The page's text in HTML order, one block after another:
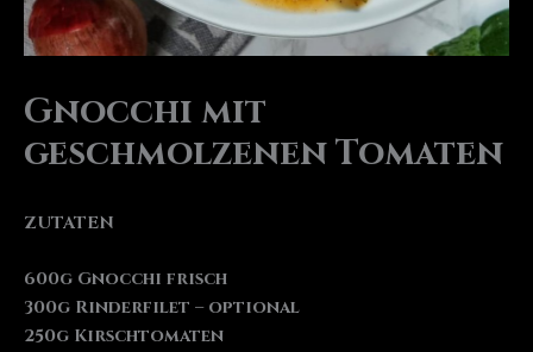
Gnocchi mit
geschmolzenen Tomaten
ZUTATEN
600g Gnocchi frisch
300g Rinderfilet – optional
250g Kirschtomaten